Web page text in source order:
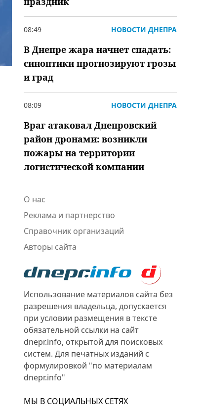
08:49 НОВОСТИ ДНЕПРА
В Днепре жара начнет спадать:
синоптики прогнозируют грозы
и град
08:09 НОВОСТИ ДНЕПРА
Враг атаковал Днепровский
район дронами: возникли
пожары на территории
логистической компании
О нас
Реклама и партнерство
Справочник организаций
Авторы сайта
Использование материалов сайта без
разрешения владельца, допускается
при условии размещения в тексте
обязательной ссылки на сайт
dnepr.info, открытой для поисковых
систем. Для печатных изданий с
формулировкой "по материалам
dnepr.info"
МЫ В СОЦИАЛЬНЫХ СЕТЯХ